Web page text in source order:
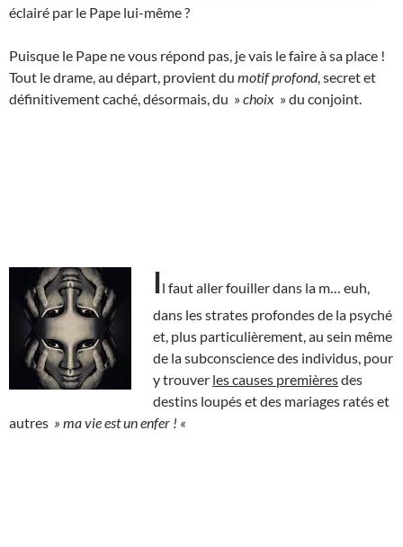
éclairé par le Pape lui-même ?
Puisque le Pape ne vous répond pas, je vais le faire à sa place !
Tout le drame, au départ, provient du motif profond, secret et
définitivement caché, désormais, du »choix » du conjoint.
Il faut aller fouiller dans la m… euh,
dans les strates profondes de la psyché
et, plus particulièrement, au sein même
de la subconscience des individus, pour
y trouver les causes premièresdes
destins loupés et des mariages ratés et
autres » ma vie est un enfer ! «